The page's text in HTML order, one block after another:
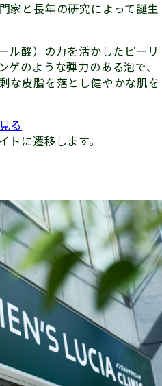
家と⻑年の研究によって誕⽣
ル酸）の⼒を活かしたピーリ
ゲのような弾⼒のある泡で、
な⽪脂を落とし健やかな肌を
る
に遷移します。